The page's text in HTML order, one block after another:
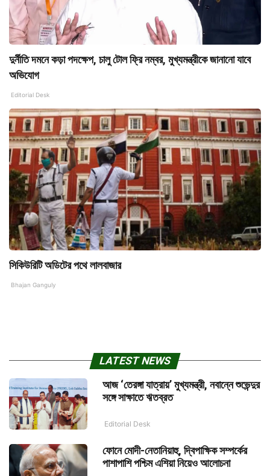
দুর্নীতি দমনে কড়া পদক্ষেপ, চালু টোল ফ্রি নম্বর, মুখ্যমন্ত্রীকে জানানো যাবে
অভিযোগ
Editorial Desk
সিকিউরিটি অডিটের পথে লালবাজার
Bhajan Ganguly
LATEST NEWS
আজ ‘তেরঙ্গা যাত্রায়’ মুখ্যমন্ত্রী, নবান্নে শুভেন্দুর
সঙ্গে সাক্ষাতে ঋতব্রত
Editorial Desk
ফোনে মোদী-নেতানিয়াহু, দ্বিপাক্ষিক সম্পর্কের
পাশাপাশি পশ্চিম এশিয়া নিয়েও আলোচনা